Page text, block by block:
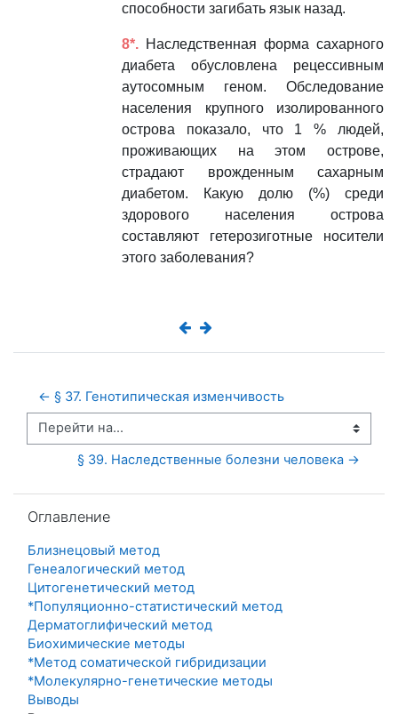
способности загибать язык назад.
8*. Наследственная форма сахарного
диабета обусловлена рецессивным
аутосомным геном. Обследование
населения крупного изолированного
острова показало, что 1 % людей,
проживающих на этом острове,
страдают врожденным сахарным
диабетом. Какую долю (%) среди
здорового населения острова
составляют гетерозиготные носители
этого заболевания?
← § 37. Генотипическая изменчивость
Перейти на...
§ 39. Наследственные болезни человека →
Оглавление
Близнецовый метод
Генеалогический метод
Цитогенетический метод
*Популяционно-статистический метод
Дерматоглифический метод
Биохимические методы
*Метод соматической гибридизации
*Молекулярно-генетические методы
Выводы